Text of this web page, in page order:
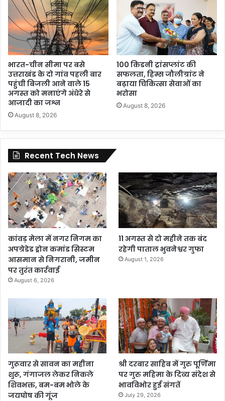
भारत-चीन सीमा पर बसे
उत्तराखंड के दो गांव पहली बार
पहुंची बिजली आने वाले 15
अगस्त को मनाएंगे अंधेरे से
आजादी का जश्न
August 8, 2026
100 किडनी ट्रांसप्लांट की
सफलता, हिम्स जौलीग्रांट ने
बढ़ाया चिकित्सा सेवाओं का
भरोसा
August 8, 2026
Recent Tech News
कांवड़ मेला में नगर निगम का
अपग्रेडेड ड्रोन कमांड सिस्टम
आसमान से निगरानी, जमीन
पर तुरंत कार्रवाई
August 6, 2026
11 अगस्त से दो महीने तक बंद
रहेगी पाताल भुवनेश्वर गुफा
August 1, 2026
गुरूवार से सावन का महीना
शुरू, गंगाजल लेकर निकले
शिवभक्त, बम-बम भोले के
जयघोष की गूंज
श्री दरबार साहिब में गुरु पूर्णिमा
पर गुरु महिमा के दिव्य संदेश से
भावविभोर हुई संगतें
July 29, 2026